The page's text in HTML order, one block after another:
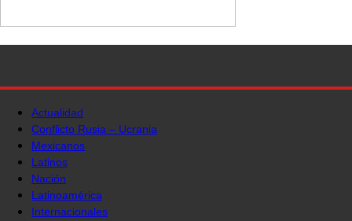
Actualidad
Conflicto Rusia – Ucrania
Mexicanos
Latinos
Nación
Latinoamérica
Internacionales